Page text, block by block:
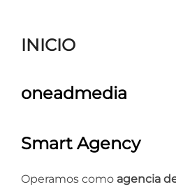
INICIO
oneadmedia
Smart Agency
Operamos como agencia